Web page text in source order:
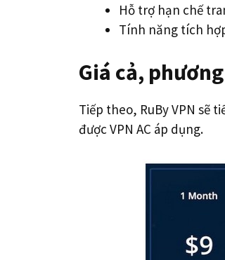
Hỗ trợ hạn chế
Tính năng tích
Giá cả,
Tiếp theo, RuBy VPN sẽ
được VPN AC áp dụng.